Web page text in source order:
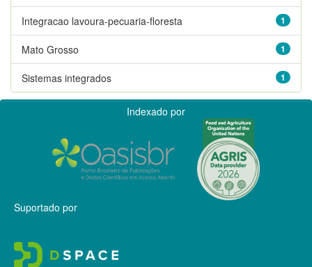
1
Integracao lavoura-pecuaria-floresta
1
Mato Grosso
1
Sistemas integrados
Indexado por
Suportado por